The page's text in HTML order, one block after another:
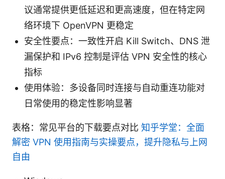
议通常提供更低延迟和更高速度，但在特定网
络环境下 OpenVPN 更稳定
安全性要点：一致性开启 Kill Switch、DNS 泄
漏保护和 IPv6 控制是评估 VPN 安全性的核心
指标
使用体验：多设备同时连接与自动重连功能对
日常使用的稳定性影响显著
表格：常见平台的下载要点对比 知乎学堂：全面
解密 VPN 使用指南与实操要点，提升隐私与上网
自由